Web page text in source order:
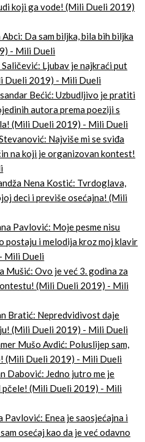
koji ga vode! (Mili Dueli 2019)
Da sam biljka, bila bih biljka
- Mili Dueli
Ljubav je najkraći put
Dueli 2019) - Mili Dueli
Bećić: Uzbudljivo je pratiti
autora prema poeziji s
(Mili Dueli 2019) - Mili Dueli
Najviše mi se sviđa
na koji je organizovan kontest!
Nena Kostić: Tvrdoglava,
deci i previše osećajna! (Mili
Pavlović: Moje pesme nisu
postaju i melodija kroz moj klavir
Mili Dueli
Mušić: Ovo je već 3. godina za
(Mili Dueli 2019) - Mili
Bratić: Nepredvidivost daje
(Mili Dueli 2019) - Mili Dueli
Mušo Avdić: Poluslijep sam,
(Mili Dueli 2019) - Mili Dueli
Dabović: Jedno jutro me je
pčele! (Mili Dueli 2019) - Mili
Enea je saosjećajna i
osećaj kao da je već odavno